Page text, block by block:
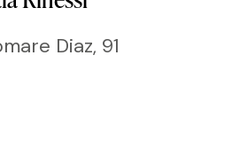
Diaz, 91